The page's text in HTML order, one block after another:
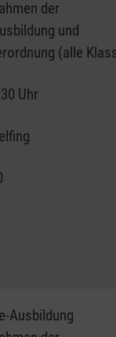
der
und
(alle
Uhr
Ausbildung